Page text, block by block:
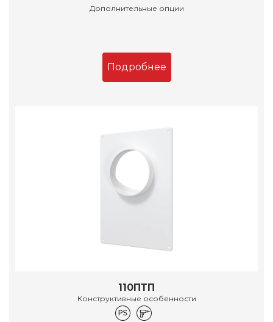
Дополнительные опции
Подробнее
110ПТП
Конструктивные особенности